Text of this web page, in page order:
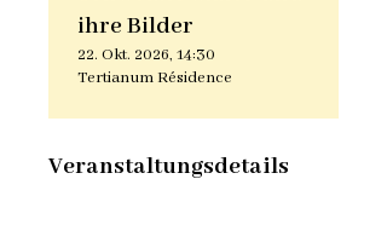
Veranstaltungsdetails
ihre Bilder
22. Okt. 2026, 14:30
Tertianum Résidence